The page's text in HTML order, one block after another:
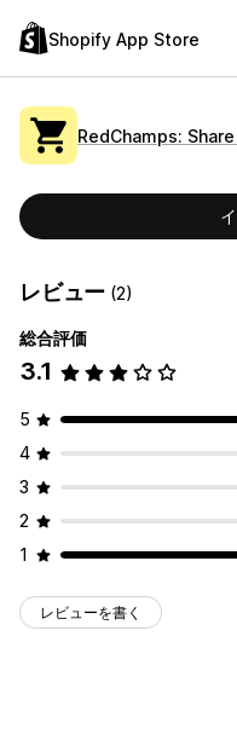
Shopify App Store
RedChamps:
レビュー (2)
総合評価
3.1
5
4
3
2
1
レビューを書く